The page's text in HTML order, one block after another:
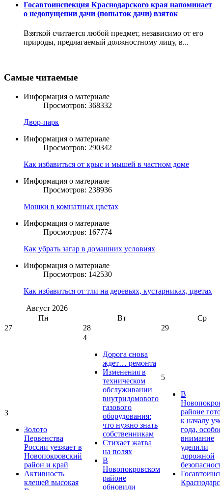
Госавтоинспекция Краснодарского края напоминает
о недопущении дачи (попыток дачи) взяток
Взяткой считается любой предмет, независимо от его
природы, предлагаемый должностному лицу, в...
Самые читаемые
Информация о материале
Просмотров: 368332
Двор-парк
Информация о материале
Просмотров: 290342
Как избавиться от крыс и мышей в частном доме
Информация о материале
Просмотров: 238936
Мошки в комнатных цветах
Информация о материале
Просмотров: 167774
Как убрать загар в домашних условиях
Информация о материале
Просмотров: 142530
Как избавиться от тли на деревьях, кустарниках, цветах
Август 2026
Пн
Вт
Ср
27
28 29
3
Золото
Первенства
России уезжает в
Новопокровский
район и край
Активность
клещей высокая
4
Дорога снова
ждет… ремонта
Изменения в
техническом
обслуживании
внутридомового
газового
оборудования:
что нужно знать
собственникам
Стихает жатва
на полях
В
Новопокровском
районе
обновили
5
В
районе
к началу
года,
внимание
уделили
дорожной